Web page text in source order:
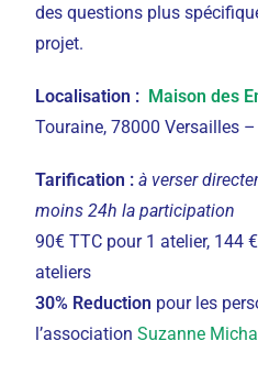
des questions plus
projet.
Localisation : Maison des
Touraine, 78000 Versailles
Tarification :à verser
moins 24h la participation
90€ TTC pour 1 atelier, 144
ateliers
30% Reduction pour les
l’associationSuzanne